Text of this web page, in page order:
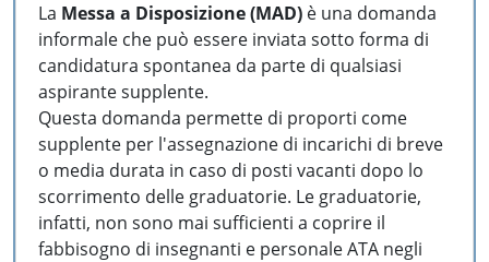
La Messa a Disposizione (MAD) è una domanda
informale che può essere inviata sotto forma di
candidatura spontanea da parte di qualsiasi
aspirante supplente.
Questa domanda permette di proporti come
supplente per l'assegnazione di incarichi di breve
o media durata in caso di posti vacanti dopo lo
scorrimento delle graduatorie. Le graduatorie,
infatti, non sono mai sufficienti a coprire il
fabbisogno di insegnanti e personale ATA negli